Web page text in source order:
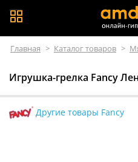
Главная > Каталог товаров >
Игрушка-грелка Fancy
Другие товары Fancy